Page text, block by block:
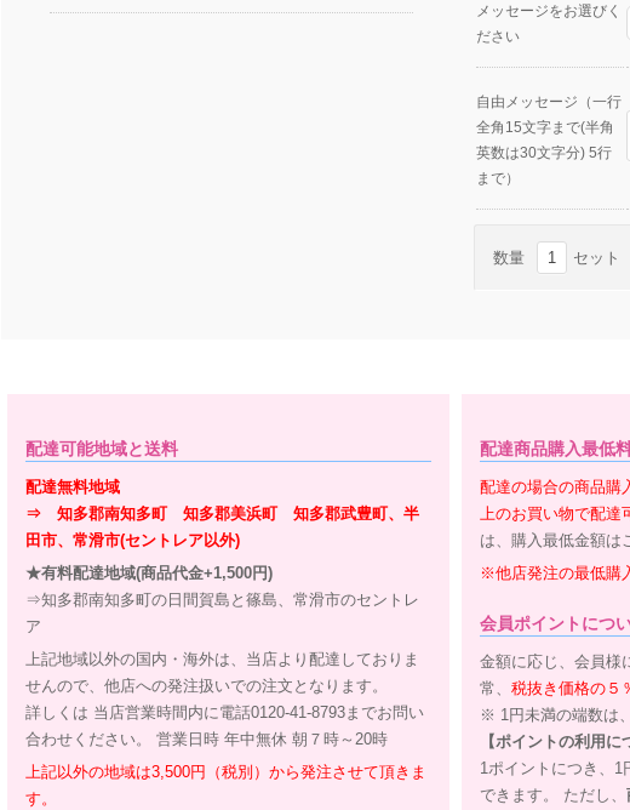
メッセージをお選びく
ださい
自由メッセージ（一行
全角15文字まで(半角
英数は30文字分) 5行
まで）
数量 セット
配達可能地域と送料
配達無料地域
⇒ 知多郡南知多町 知多郡美浜町 知多郡武豊町、半
田市、常滑市(セントレア以外)
★有料配達地域(商品代金+1,500円)
⇒知多郡南知多町の日間賀島と篠島、常滑市のセントレ
ア
上記地域以外の国内・海外は、当店より配達しておりま
せんので、他店への発注扱いでの注文となります。
詳しくは 当店営業時間内に電話0120-41-8793までお問い
合わせください。 営業日時 年中無休 朝７時～20時
上記以外の地域は3,500円（税別）から発注させて頂きま
す。
配達商品購入最低
配達の場合の商品購
上のお買い物で配達
は、購入最低金額は
※他店発注の最低購
会員ポイントにつ
金額に応じ、会員様
常、 税抜き価格の５
※ 1円未満の端数は
【ポイントの利用に
1ポイントにつき、1
できます。 ただし、